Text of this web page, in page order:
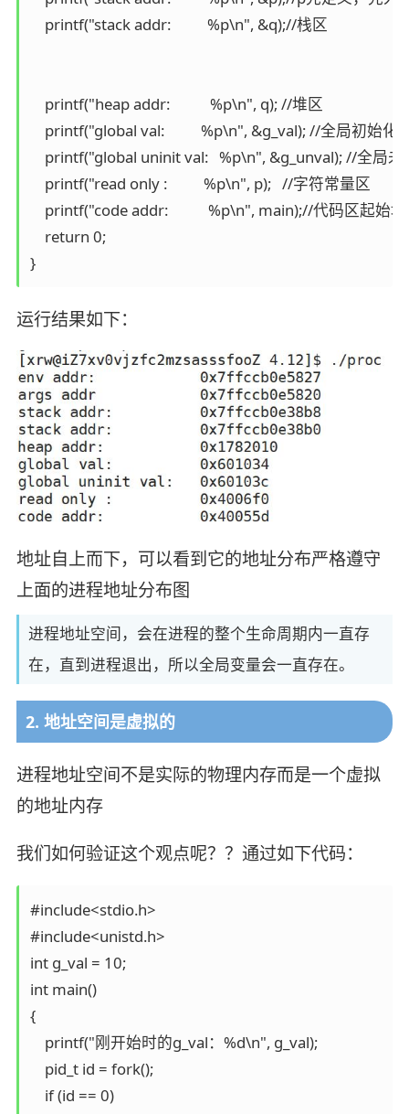
    printf("stack addr:          %p\n", &q);//栈区
    printf("heap addr:           %p\n", q); //堆区
    printf("global val:          %p\n", &g_val); //全局初始化
printf("global uninit val:   %p\n", &g_unval); //全局
    printf("read only :          %p\n", p);   //字符常量区
printf("code addr:           %p\n", main);//代码区起始
    return 0;
}
运行结果如下：
地址自上而下，可以看到它的地址分布严格遵守
上面的进程地址分布图
进程地址空间，会在进程的整个生命周期内一直存
在，直到进程退出，所以全局变量会一直存在。
2. 地址空间是虚拟的
进程地址空间不是实际的物理内存而是一个虚拟
的地址内存
我们如何验证这个观点呢？？通过如下代码：
#include<stdio.h>
#include<unistd.h>
int g_val = 10;
int main()
{
    printf("刚开始时的g_val：%d\n", g_val);
    pid_t id = fork();
    if (id == 0)